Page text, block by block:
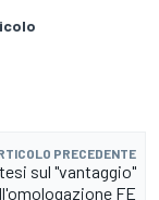
PRECEDENTE
sul "vantaggio"
FE